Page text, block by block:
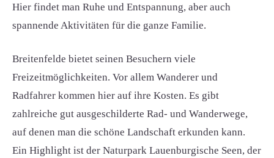
Hier findet man Ruhe und Entspannung, aber auch
spannende Aktivitäten für die ganze Familie.
Breitenfelde bietet seinen Besuchern viele
Freizeitmöglichkeiten. Vor allem Wanderer und
Radfahrer kommen hier auf ihre Kosten. Es gibt
zahlreiche gut ausgeschilderte Rad- und Wanderwege,
auf denen man die schöne Landschaft erkunden kann.
Ein Highlight ist der Naturpark Lauenburgische Seen, der